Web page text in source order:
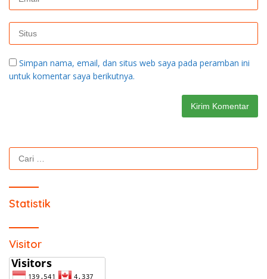
Simpan nama, email, dan situs web saya pada peramban ini
untuk komentar saya berikutnya.
Cari
untuk:
Statistik
Visitor